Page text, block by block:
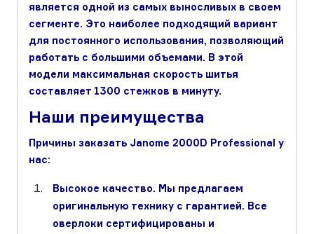
является одной из самых выносливых в своем
сегменте. Это наиболее подходящий вариант
для постоянного использования, позволяющий
работать с большими объемами. В этой
модели максимальная скорость шитья
составляет 1300 стежков в минуту.
Наши преимущества
Причины заказать Janome 2000D Professional у
нас:
Высокое качество. Мы предлагаем
оригинальную технику с гарантией. Все
оверлоки сертифицированы и